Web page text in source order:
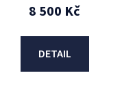
8 500 Kč
DETAIL